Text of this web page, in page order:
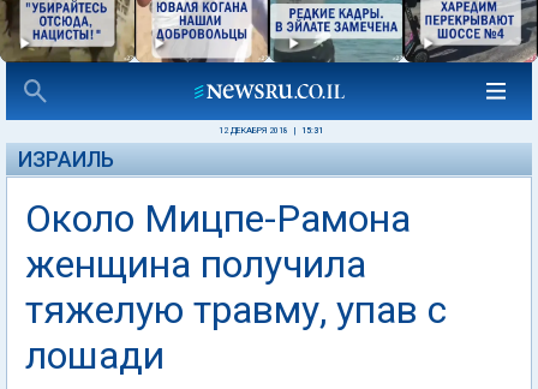
12 ДЕКАБРЯ 2018 15:31
ИЗРАИЛЬ
Около Мицпе-Рамона
женщина получила
тяжелую травму, упав с
лошади